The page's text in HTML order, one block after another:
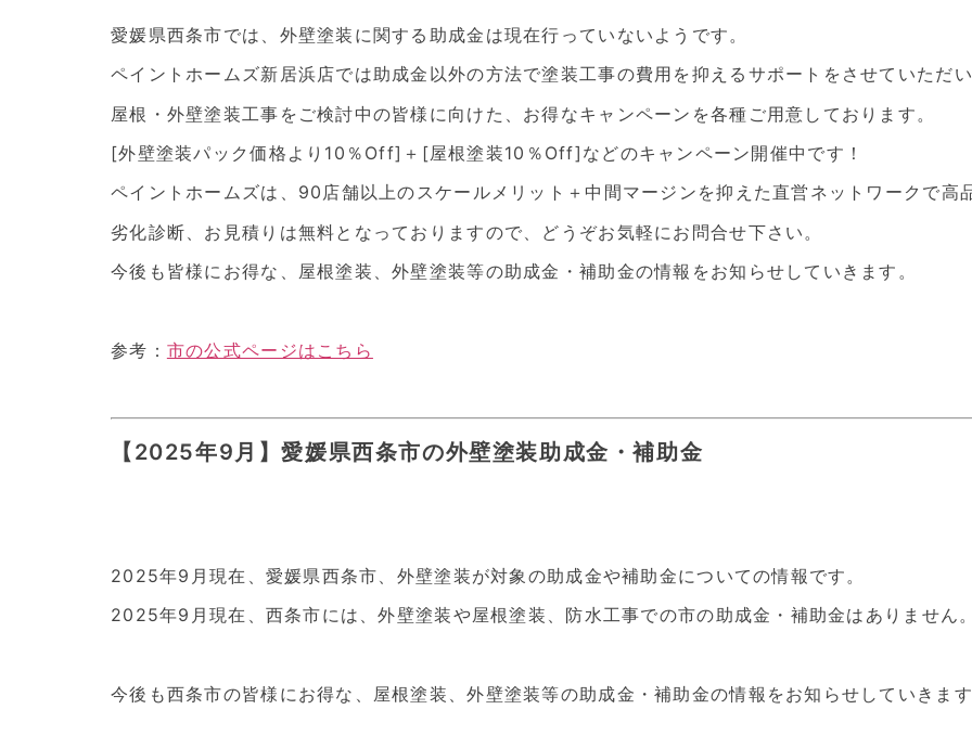
愛媛県西条市では、外壁塗装に関する助成金は現在行っていないようです。
ペイントホームズ新居浜店では助成金以外の方法で塗装工事の費用を抑えるサポートをさせていただい
屋根・外壁塗装工事をご検討中の皆様に向けた、お得なキャンペーンを各種ご用意しております。
[外壁塗装パック価格より10％Off]＋[屋根塗装10％Off]などのキャンペーン開催中です！
ペイントホームズは、90店舗以上のスケールメリット＋中間マージンを抑えた直営ネットワークで高
劣化診断、お見積りは無料となっておりますので、どうぞお気軽にお問合せ下さい。
今後も皆様にお得な、屋根塗装、外壁塗装等の助成金・補助金の情報をお知らせしていきます。
参考： 市の公式ページはこちら
【2025年9月】愛媛県西条市の外壁塗装助成金・補助金
2025年9月現在、愛媛県西条市、外壁塗装が対象の助成金や補助金についての情報です。
2025年9月現在、西条市には、外壁塗装や屋根塗装、防水工事での市の助成金・補助金はありません。
今後も西条市の皆様にお得な、屋根塗装、外壁塗装等の助成金・補助金の情報をお知らせしていきます